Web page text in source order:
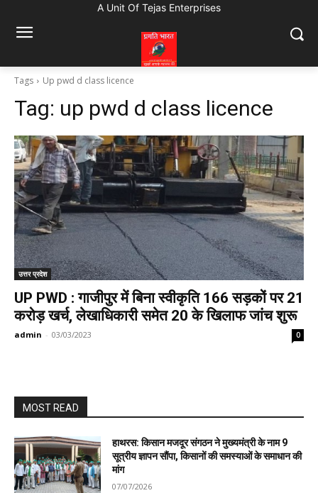
A Unit Of Tejas Enterprises
Tags Up pwd d class licence
Tag: up pwd d class licence
उत्तर प्रदेश
UP PWD : गाजीपुर में बिना स्वीकृति 166 सड़कों पर 21
करोड़ खर्च, लेखाधिकारी समेत 20 के खिलाफ जांच शुरू
admin - 03/03/2023 0
MOST READ
हाथरस: किसान मजदूर संगठन ने मुख्यमंत्री के नाम 9
सूत्रीय ज्ञापन सौंपा, किसानों की समस्याओं के समाधान की
मांग
07/07/2026